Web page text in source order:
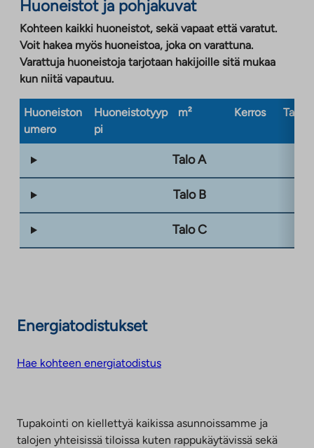
Huoneistot ja pohjakuvat
Kohteen kaikki huoneistot, sekä vapaat että varatut.
Voit hakea myös huoneistoa, joka on varattuna.
Varattuja huoneistoja tarjotaan hakijoille sitä mukaa
kun niitä vapautuu.
Huoneiston
umero
Huoneistotyyp
pi
m² Kerros
Talo A
Talo B
Talo C
Energiatodistukset
Hae kohteen energiatodistus
Tupakointi on kiellettyä kaikissa asunnoissamme ja
talojen yhteisissä tiloissa kuten rappukäytävissä sekä